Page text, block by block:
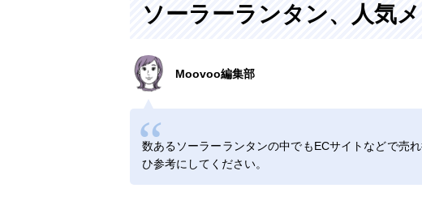
Amazonで見る
電もできるソー
ラーランタン
ったりのソ
ーランタン
Amazonで見る
充電式LEDラン
タン DS-60S
大120時間の
続使用
ソーラーランタン、人気
Moovoo編集部
数あるソーラーランタンの中でもECサイトなどで売
ひ参考にしてください。